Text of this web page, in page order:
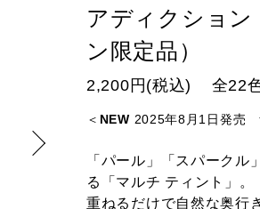
アディクショ
ン限定品）
2,200円(税込) 全22
＜ NEW 2025年8月1日発売
「パール」「スパーク
る「マルチ ティント」。
重ねるだけで自然な奥行